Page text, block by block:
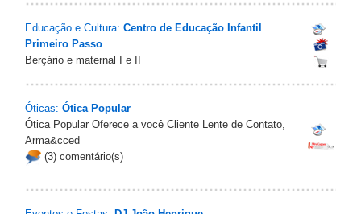
Educação e Cultura: Centro de Educação Infantil
Primeiro Passo
Berçário e maternal I e II
Óticas: Ótica Popular
Ótica Popular Oferece a você Cliente Lente de Contato,
Arma&cced
(3) comentário(s)